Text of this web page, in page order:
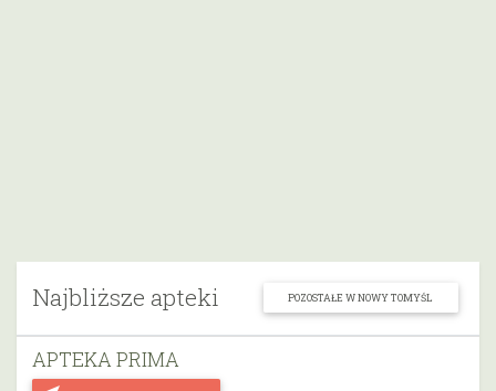
Najbliższe apteki POZOSTAŁE W NOWY TOMYŚL
APTEKA PRIMA